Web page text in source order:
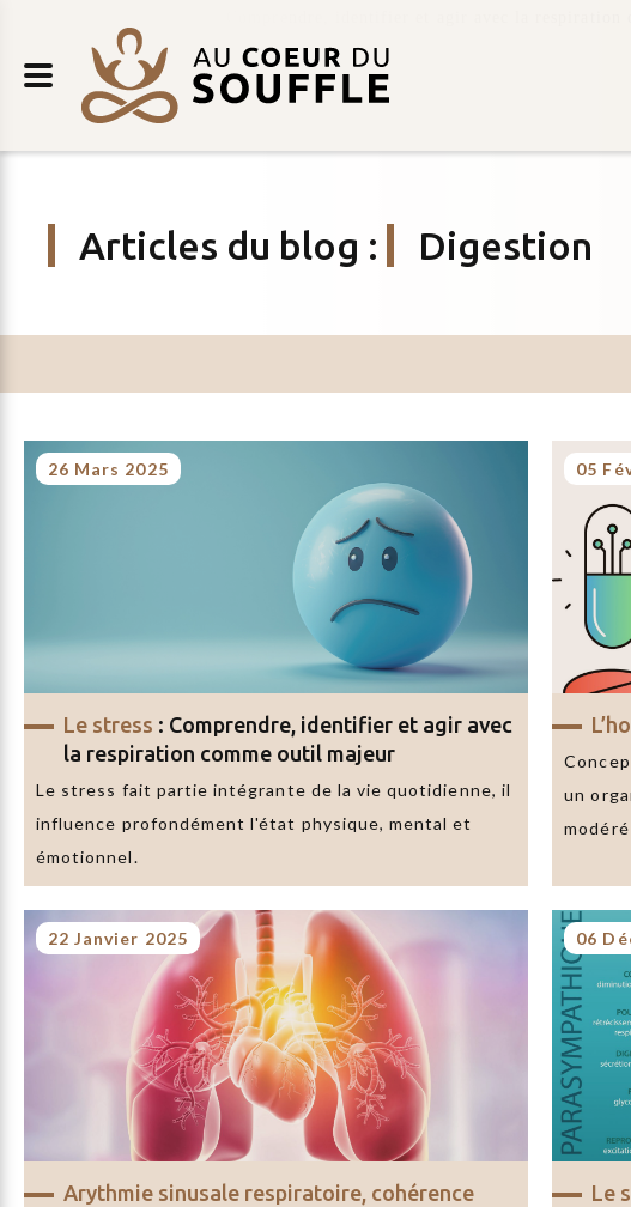
contenu
DU
Articles du blog : Digestion
Le stress : Comprendre, identifier et agir avec
la respiration comme outil majeur
26 Mars 2025
Le stress fait partie intégrante de la vie quotidienne, il
influence profondément l'état physique, mental et
émotionnel.
05
un
Arythmie sinusale respiratoire, cohérence
22 Janvier 2025
Le
06